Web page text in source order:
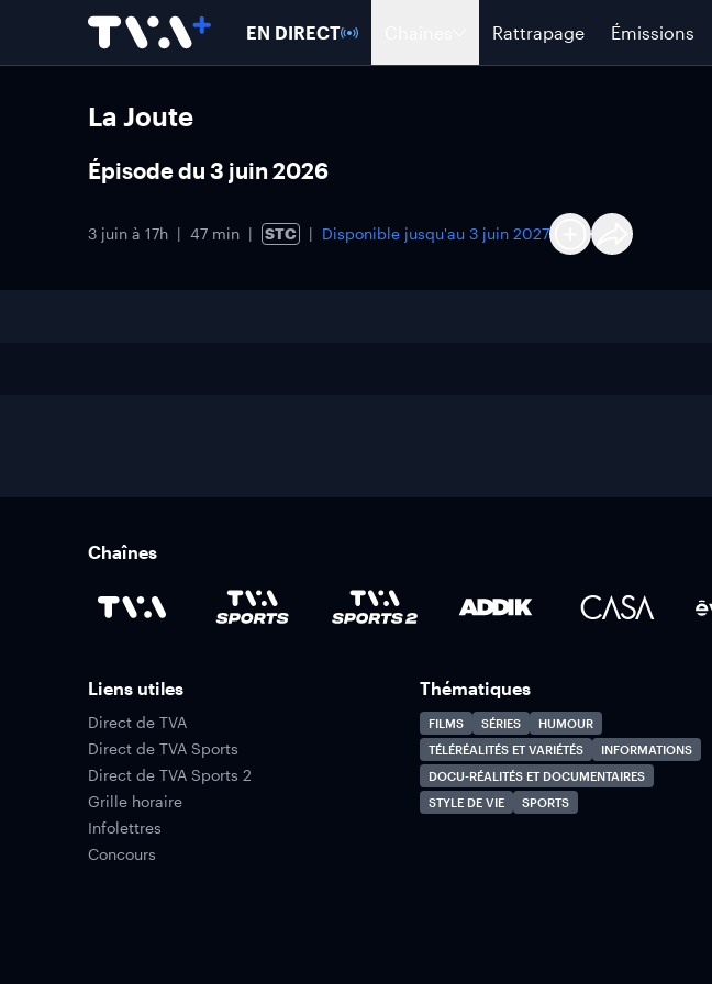
EN DIRECT Rattrapage Émissions
La Joute
Épisode du 3 juin 2026
3 juin à 17h 47 min STC Disponible jusqu'au 3 juin 2027
Chaînes
Liens utiles
Direct de TVA
Direct de TVA Sports
Direct de TVA Sports 2
Grille horaire
Infolettres
Concours
Thématiques
FILMS SÉRIES
HUMOUR
TÉLÉRÉALITÉS ET VARIÉTÉS
INFORMATIONS
DOCU-RÉALITÉS ET DOCUMENTAIRES
STYLE DE VIE
SPORTS